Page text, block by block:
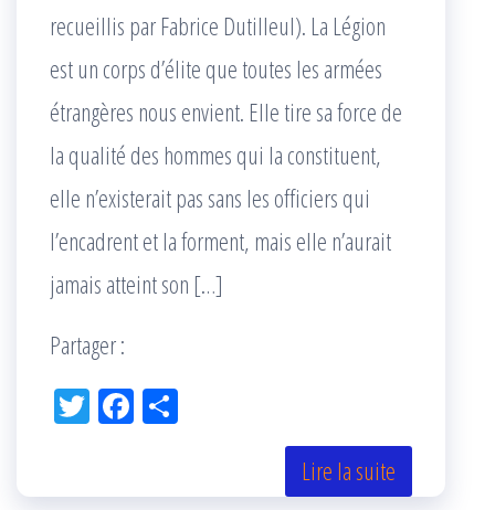
recueillis par Fabrice Dutilleul). La Légion
est un corps d’élite que toutes les armées
étrangères nous envient. Elle tire sa force de
la qualité des hommes qui la constituent,
elle n’existerait pas sans les officiers qui
l’encadrent et la forment, mais elle n’aurait
jamais atteint son […]
Partager :
Tw Fac
Lire la suite